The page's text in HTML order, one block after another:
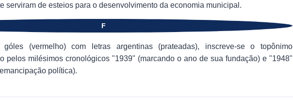
serviram de esteios para o desenvolvimento da economia municipal.
F
(vermelho) com letras argentinas (prateadas), inscreve-se o topônimo
pelos milésimos cronológicos "1939" (marcando o ano de sua fundação) e "1948"
política).